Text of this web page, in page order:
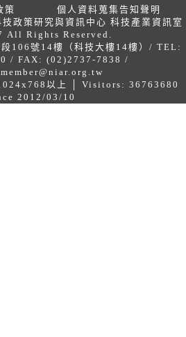
策
個人資料蒐集告知聲明
政策研究與資訊中心 科技產業資訊室
All Rights Reserved.
106號14樓（科技大樓14樓）/ TEL:
/ FAX: (02)2737-7838 /
以上 │ Visitors: 36763680
2012/03/10